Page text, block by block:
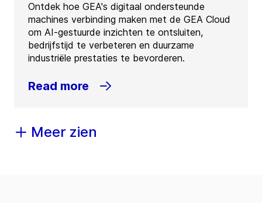
Ontdek hoe GEA's digitaal ondersteunde
machines verbinding maken met de GEA Cloud
om AI-gestuurde inzichten te ontsluiten,
bedrijfstijd te verbeteren en duurzame
industriële prestaties te bevorderen.
Read more
Meer zien